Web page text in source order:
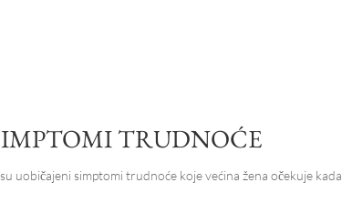
TRUDNOĆE
uobičajeni simptomi trudnoće koje većina žena očekuje kada